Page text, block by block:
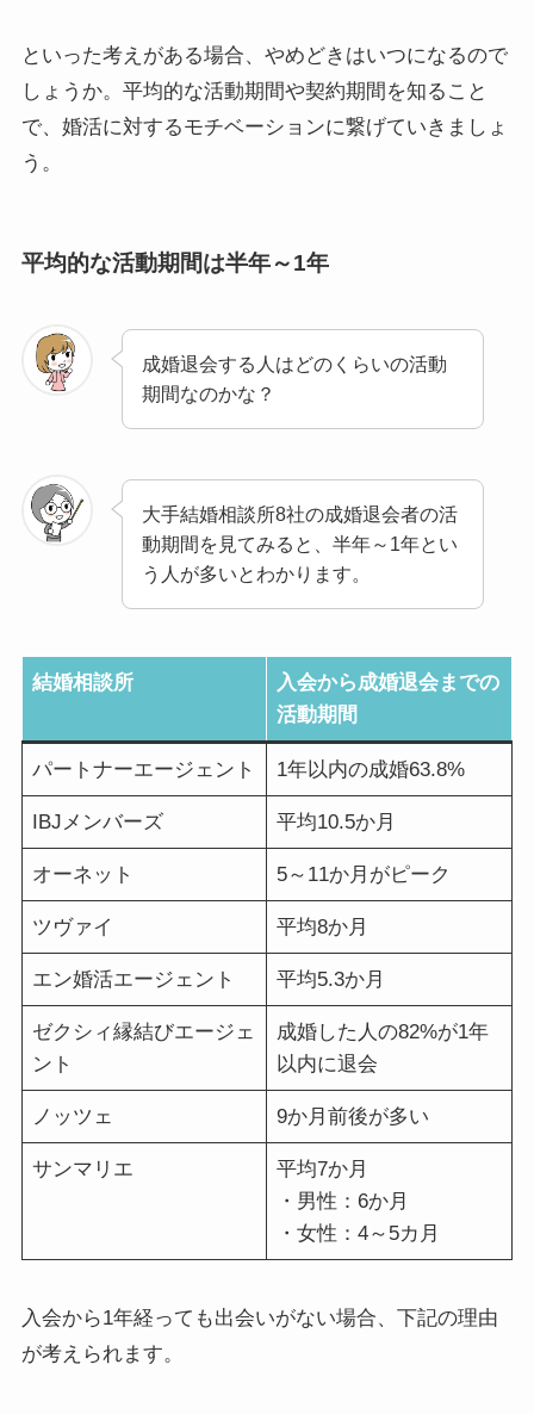
といった考えがある場合、やめどきはいつになるので
しょうか。平均的な活動期間や契約期間を知ること
で、婚活に対するモチベーションに繋げていきましょ
う。
平均的な活動期間は半年～1年
成婚退会する人はどのくらいの活動
期間なのかな？
大手結婚相談所8社の成婚退会者の活
動期間を見てみると、半年～1年とい
う人が多いとわかります。
結婚相談所
入会から成婚退会までの
活動期間
パートナーエージェント 1年以内の成婚63.8%
IBJメンバーズ 平均10.5か月
オーネット 5～11か月がピーク
ツヴァイ 平均8か月
エン婚活エージェント 平均5.3か月
ゼクシィ縁結びエージェ
ント
成婚した人の82%が1年
以内に退会
ノッツェ 9か月前後が多い
サンマリエ
平均7か月
・男性：6か月
・女性：4～5カ月
入会から1年経っても出会いがない場合、下記の理由
が考えられます。